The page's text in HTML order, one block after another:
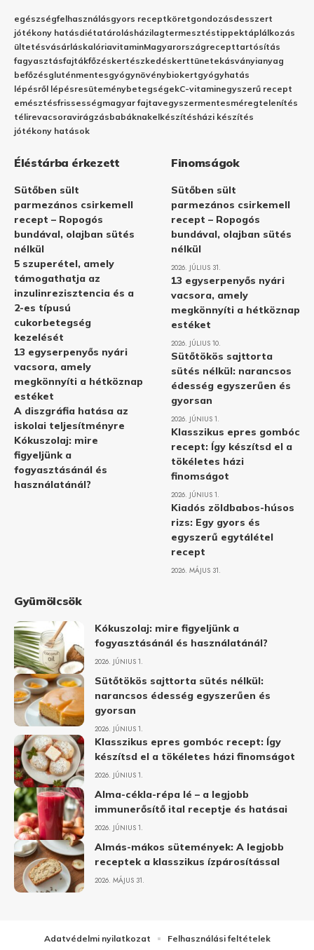
egészségfelhasználásgyors receptköretgondozásdesszert
jótékony hatásdiétatárolásházilagtermesztéstippektáplálkozás
ültetésvásárláskalóriavitaminMagyarországrecepttartósítás
fagyasztásfajtákfőzéskertészkedéskerttünetekásványianyag
befőzésgluténmentesgyógynövénybiokertgyógyhatás
lépésről lépésresüteménybetegségekC-vitaminegyszerű recept
emésztésfrissességmagyar fajtavegyszermentesméregtelenítés
télirevacsoravirágzásbabáknakelkészítésházi készítés
jótékony hatások
Éléstárba érkezett
Sütőben sült
parmezános csirkemell
recept – Ropogós
bundával, olajban sütés
nélkül
5 szuperétel, amely
támogathatja az
inzulinrezisztencia és a
2-es típusú
cukorbetegség
kezelését
13 egyserpenyős nyári
vacsora, amely
megkönnyíti a hétköznap
estéket
A diszgráfia hatása az
iskolai teljesítményre
Kókuszolaj: mire
figyeljünk a
fogyasztásánál és
használatánál?
Finomságok
Sütőben sült
parmezános csirkemell
recept – Ropogós
bundával, olajban sütés
nélkül
2026. JÚLIUS 31.
13 egyserpenyős nyári
vacsora, amely
megkönnyíti a hétköznap
estéket
2026. JÚLIUS 10.
Sütőtökös sajttorta
sütés nélkül: narancsos
édesség egyszerűen és
gyorsan
2026. JÚNIUS 1.
Klasszikus epres gombóc
recept: Így készítsd el a
tökéletes házi
finomságot
2026. JÚNIUS 1.
Kiadós zöldbabos-húsos
rizs: Egy gyors és
egyszerű egytálétel
recept
2026. MÁJUS 31.
Gyümölcsök
Kókuszolaj: mire figyeljünk a
fogyasztásánál és használatánál?
2026. JÚNIUS 1.
Sütőtökös sajttorta sütés nélkül:
narancsos édesség egyszerűen és
gyorsan
2026. JÚNIUS 1.
Klasszikus epres gombóc recept: Így
készítsd el a tökéletes házi finomságot
2026. JÚNIUS 1.
Alma-cékla-répa lé – a legjobb
immunerősítő ital receptje és hatásai
2026. JÚNIUS 1.
Almás-mákos sütemények: A legjobb
receptek a klasszikus ízpárosítással
2026. MÁJUS 31.
Adatvédelmi nyilatkozat
Felhasználási feltételek